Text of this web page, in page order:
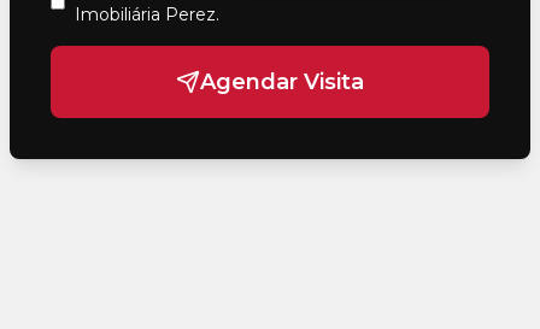
Imobiliária Perez.
Agendar Visita